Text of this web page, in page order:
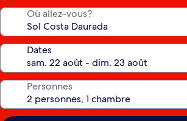
Où allez-vous?
Dates
Personnes